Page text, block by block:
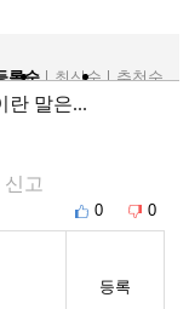
록순
최신순 추천순
란 말은...
신고
0 0
등록